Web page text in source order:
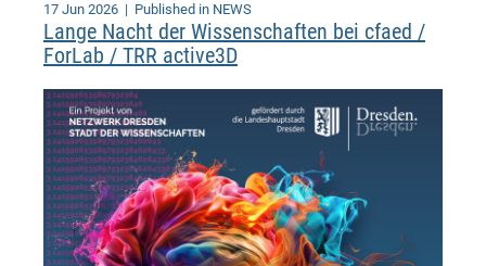
17 Jun 2026 | Published in NEWS
Lange Nacht der Wissenschaften bei cfaed /
ForLab / TRR active3D